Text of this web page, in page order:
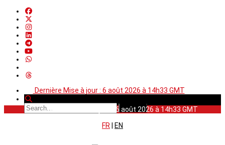
Dernière Mise à jour : 6 août 2026 à 14h33 GMT
Dernière Mise à jour : 6 août 2026 à 14h33 GMT
FR
EN